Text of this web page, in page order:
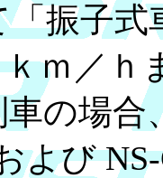
振子式
ｍ／ｈ
の場
よび